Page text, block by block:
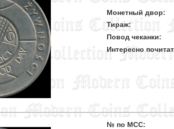
Монетный двор:
Тираж:
Повод чеканки:
Интересно
№ по MCC: